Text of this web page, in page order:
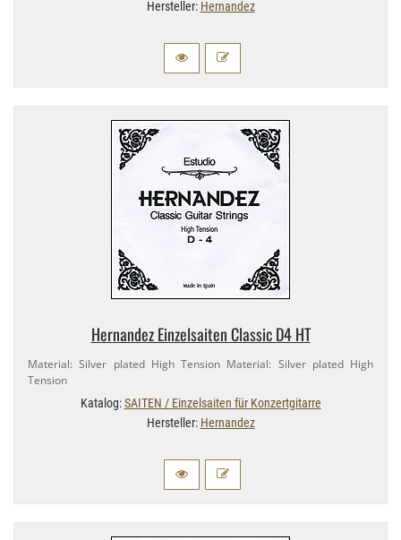
Hersteller: Hernandez
Hernandez Einzelsaiten Classic D4 HT
Material: Silver plated High Tension Material: Silver plated High
Tension
Katalog:SAITEN / Einzelsaiten für Konzertgitarre
Hersteller: Hernandez